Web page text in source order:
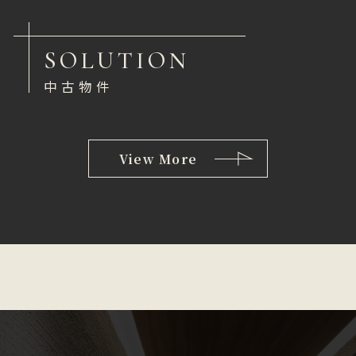
SOLUTION
中古物件
View More